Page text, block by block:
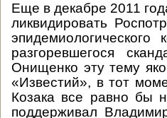
Еще в декабре 2011
ликвидировать
разгоревшегося
Онищенко эту тему
«Известий», в тот
Козака все равно бы
поддерживал